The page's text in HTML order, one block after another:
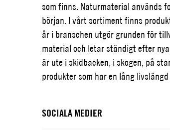
som finns. Naturmaterial används
början. I vårt sortiment finns
år i branschen utgör grunden för
material och letar ständigt efter
är ute i skidbacken, i skogen, på
produkter som har en lång
SOCIALA MEDIER